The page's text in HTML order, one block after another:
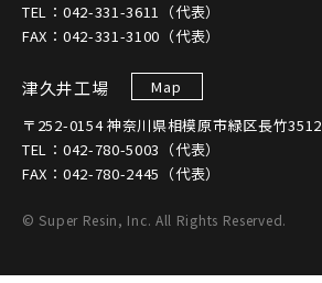
TEL：042-331-3611（代表）
FAX：042-331-3100（代表）
津久井工場
Map
〒252-0154 神奈川県相模原市緑区長竹3512
TEL：042-780-5003（代表）
FAX：042-780-2445（代表）
© Super Resin, Inc. All Rights Reserved.